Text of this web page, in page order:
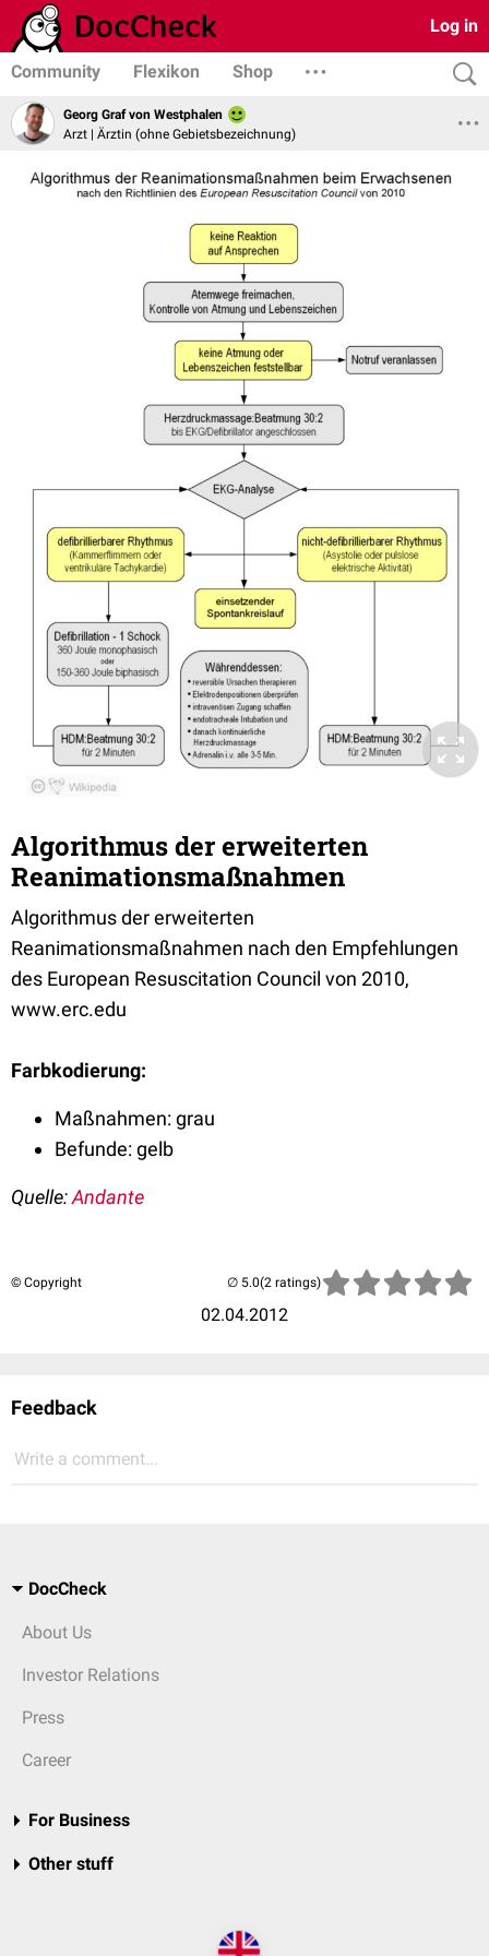
Log in
Community Flexikon Shop
Georg Graf von Westphalen
Arzt | Ärztin (ohne Gebietsbezeichnung)
Algorithmus der erweiterten
Reanimationsmaßnahmen
Algorithmus der erweiterten
Reanimationsmaßnahmen nach den Empfehlungen
des European Resuscitation Council von 2010,
www.erc.edu
Farbkodierung:
Maßnahmen: grau
Befunde: gelb
Quelle:Andante
© Copyright
02.04.2012
(2 ratings)
Feedback
Write a comment...
DocCheck
About Us
Investor Relations
Press
Career
For Business
Other stuff